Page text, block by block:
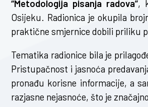
“Metodologija pisanja radova”,
Osijeku. Radionica je okupila
praktične smjernice dobili priliku
Tematika radionice bila je
Pristupačnost i jasnoća
pronađu korisne informacije, a
razjasne nejasnoće, što je